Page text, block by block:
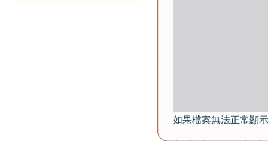
如果檔案無法正常顯